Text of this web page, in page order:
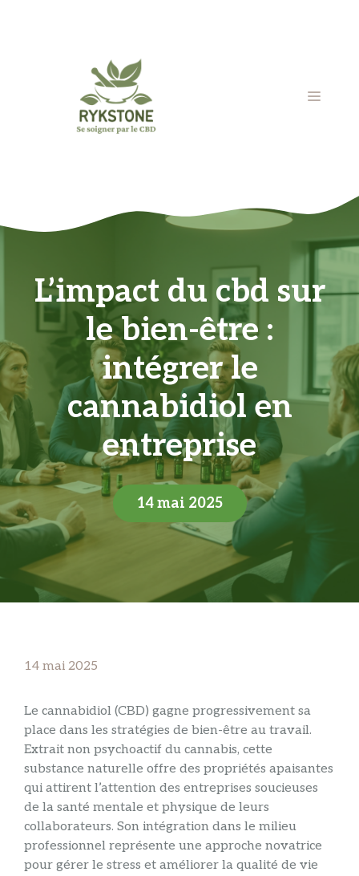
MENU
L’impact du cbd sur
le bien-être :
intégrer le
cannabidiol en
entreprise
14 mai 2025
14 mai 2025
Le cannabidiol (CBD) gagne progressivement sa
place dans les stratégies de bien-être au travail.
Extrait non psychoactif du cannabis, cette
substance naturelle offre des propriétés apaisantes
qui attirent l’attention des entreprises soucieuses
de la santé mentale et physique de leurs
collaborateurs. Son intégration dans le milieu
professionnel représente une approche novatrice
pour gérer le stress et améliorer la qualité de vie